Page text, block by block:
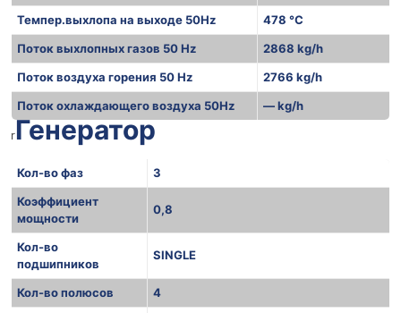
Темпер.выхлопа на выходе 50Hz
478 °C
Поток выхлопных газов 50 Hz
2868 kg/h
Поток воздуха горения 50 Hz
2766 kg/h
Поток охлаждающего воздуха 50Hz
— kg/h
rГенератор
Кол-во фаз
3
Коэффициент
мощности
0,8
Кол-во
подшипников
SINGLE
Кол-во полюсов
4